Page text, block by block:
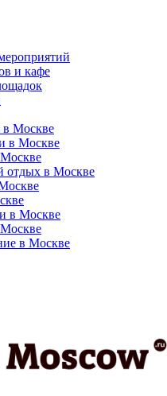
и кафе
в Москве
в Москве
отдых в Москве
в Москве
в Москве